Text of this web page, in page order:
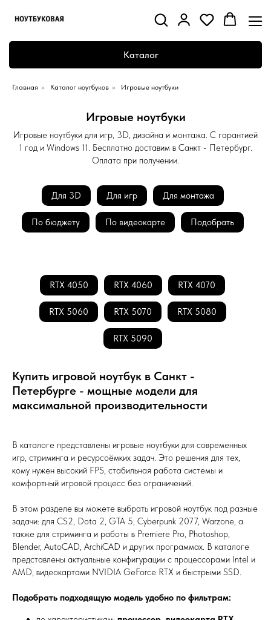
Каталог
Главная » Каталог ноутбуков » Игровые ноутбуки
Игровые ноутбуки
Игровые ноутбуки для игр, 3D, дизайна и монтажа. С гарантией
1 год и Windows 11. Бесплатно доставим в Санкт - Петербург.
Оплата при получении.
Для 3D Для игр Для монтажа
По бюджету По видеокарте Подобрать
RTX 4050 RTX 4060 RTX 4070
RTX 5060 RTX 5070 RTX 5080
RTX 5090
Купить игровой ноутбук в Санкт -
Петербурге - мощные модели для
максимальной производительности
В каталоге представлены игровые ноутбуки для современных
игр, стриминга и ресурсоёмких задач. Это решения для тех,
кому нужен высокий FPS, стабильная работа системы и
комфортный игровой процесс без ограничений.
В этом разделе вы можете выбрать игровой ноутбук под разные
задачи: для CS2, Dota 2, GTA 5, Cyberpunk 2077, Warzone, а
также для стриминга и работы в Premiere Pro, Photoshop,
Blender, AutoCAD, ArchiCAD и других программах. В каталоге
представлены актуальные конфигурации с процессорами Intel и
AMD, видеокартами NVIDIA GeForce RTX и быстрыми SSD.
Подобрать подходящую модель удобно по фильтрам: